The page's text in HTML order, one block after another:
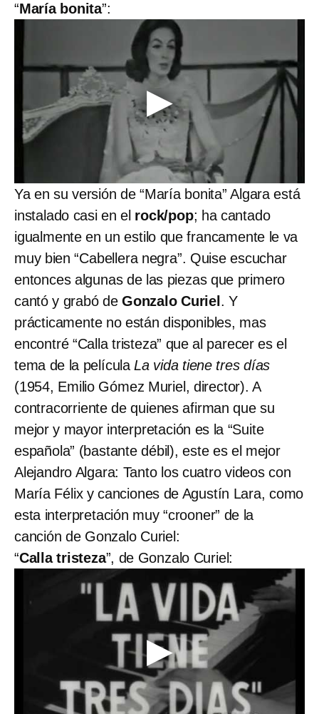
“María bonita”:
Ya en su versión de “María bonita” Algara está
instalado casi en el rock/pop; ha cantado
igualmente en un estilo que francamente le va
muy bien “Cabellera negra”. Quise escuchar
entonces algunas de las piezas que primero
cantó y grabó deGonzalo Curiel . Y
prácticamente no están disponibles, mas
encontré “Calla tristeza” que al parecer es el
tema de la películaLa vida tiene tres días
(1954, Emilio Gómez Muriel, director). A
contracorriente de quienes afirman que su
mejor y mayor interpretación es la “Suite
española” (bastante débil), este es el mejor
Alejandro Algara: Tanto los cuatro videos con
María Félix y canciones de Agustín Lara, como
esta interpretación muy “crooner” de la
canción de Gonzalo Curiel:
“Calla tristeza”, de Gonzalo Curiel: